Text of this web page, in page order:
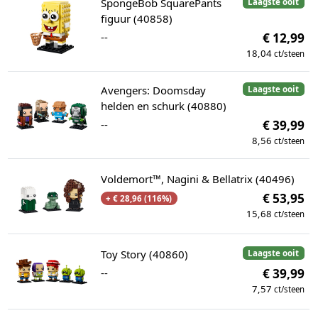
SpongeBob SquarePants
figuur (40858)
--
€ 12,99
18,04 ct/steen
Laagste ooit
Avengers: Doomsday
helden en schurk (40880)
--
€ 39,99
8,56 ct/steen
Voldemort™, Nagini & Bellatrix (40496)
+ € 28,96 (116%) € 53,95
15,68 ct/steen
Laagste ooit
Toy Story (40860)
--
€ 39,99
7,57 ct/steen